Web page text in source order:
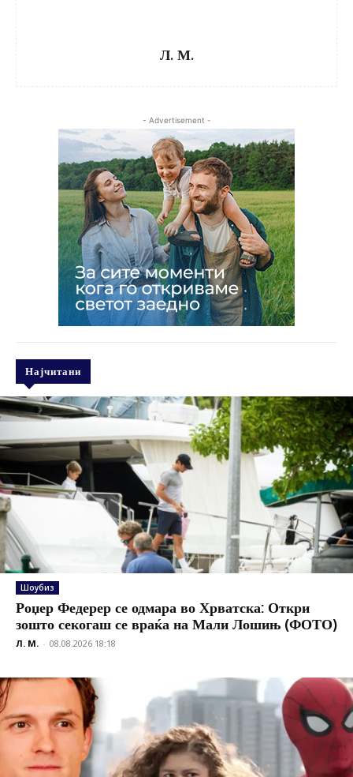
Л. М.
- Advertisement -
Најчитани
Шоубиз
Роџер Федерер се одмара во Хрватска: Откри
зошто секогаш се враќа на Мали Лошињ (ФОТО)
Л. М. - 08.08.2026 18:18